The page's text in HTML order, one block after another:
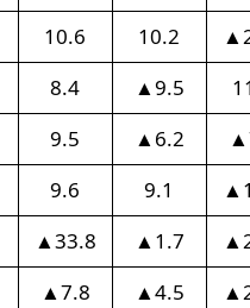
10.6 10.2
8.4 ▲9.5
9.5 ▲6.2
9.6 9.1
▲33.8 ▲1.7
▲7.8 ▲4.5